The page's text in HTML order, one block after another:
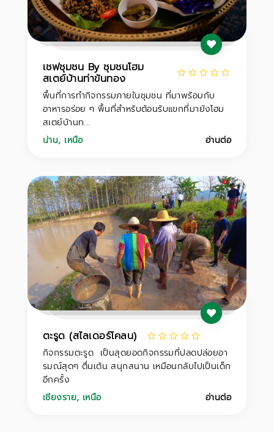
เชฟชุมชน By ชุมชนโฮม
สเตย์บ้านท่าขันทอง
พื้นที่การทำกิจกรรมภายในชุมชน ที่มาพร้อมกับ
อาหารอร่อย ๆ พื้นที่สำหรับต้อนรับแขกที่มายังโฮม
สเตย์บ้านท...
น่าน, เหนือ อ่านต่อ
ตะรูด (สไลเดอร์โคลน)
กิจกรรมตะรูด เป็นสุดยอดกิจกรรมที่ปลดปล่อยอา
รมณ์สุดๆ ตื่นเต้น สนุกสนาน เหมือนกลับไปเป็นเด็ก
อีกครั้ง
เชียงราย, เหนือ อ่านต่อ